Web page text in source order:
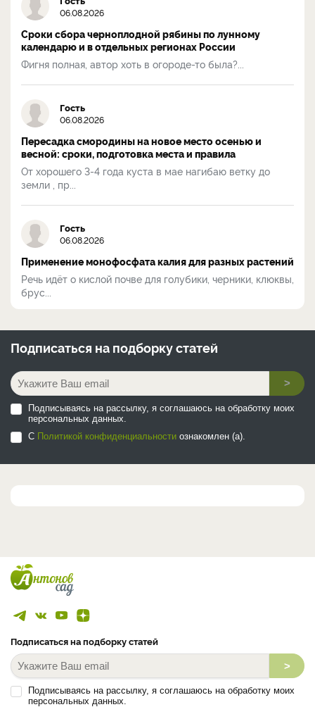
06.08.2026
Сроки сбора черноплодной рябины по лунному
календарю и в отдельных регионах России
Фигня полная, автор хоть в огороде-то была?...
Гость
06.08.2026
Пересадка смородины на новое место осенью и
весной: сроки, подготовка места и правила
От хорошего 3-4 года куста в мае нагибаю ветку до
земли , пр...
Гость
06.08.2026
Применение монофосфата калия для разных растений
Речь идёт о кислой почве для голубики, черники, клюквы,
брус...
Подписаться на подборку статей
>
Подписываясь на рассылку, я соглашаюсь на обработку моих
персональных данных.
С Политикой конфиденциальности ознакомлен (а).
Подписаться на подборку статей
>
Подписываясь на рассылку, я соглашаюсь на обработку моих
персональных данных.